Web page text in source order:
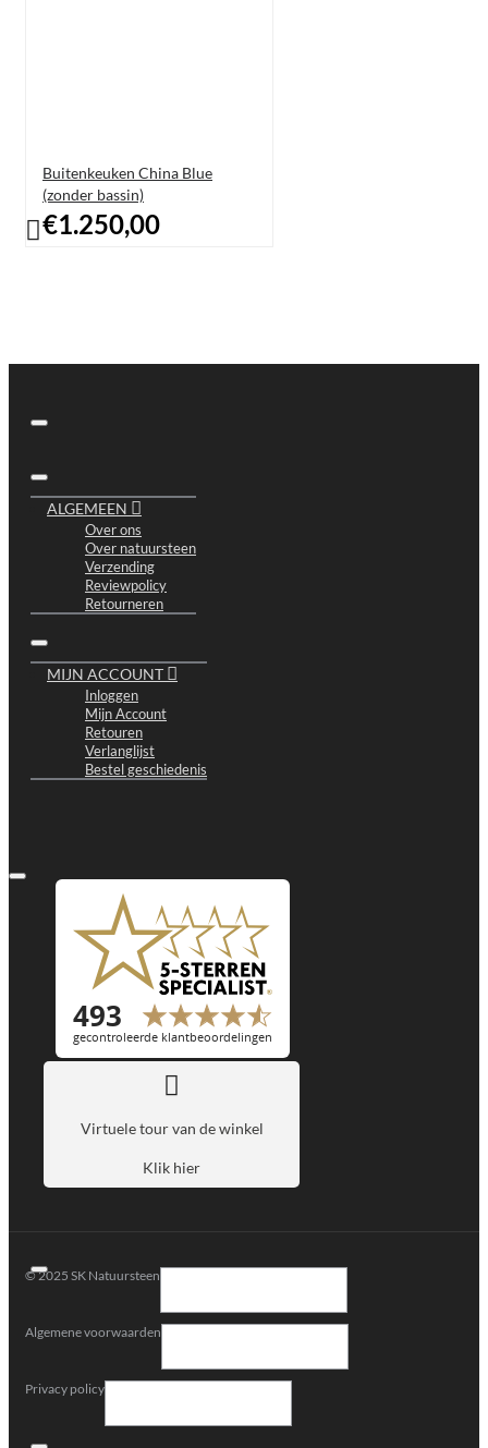
Buitenkeuken China Blue
(zonder bassin)
€1.250,00
ALGEMEEN
Over ons
Over natuursteen
Verzending
Reviewpolicy
Retourneren
MIJN ACCOUNT
Inloggen
Mijn Account
Retouren
Verlanglijst
Bestel geschiedenis
Virtuele tour van de winkel
Klik hier
© 2025 SK Natuursteen
Algemene voorwaarden
Privacy policy